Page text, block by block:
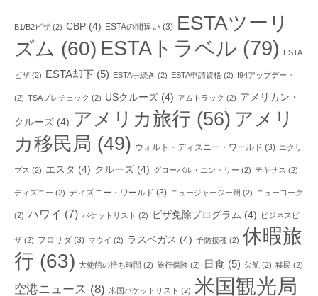
B1/B2ビザ (2) CBP (4) ESTAの間違い (3) ESTAツーリ
ズム (60) ESTAトラベル (79) ESTA
ビザ (2) ESTA却下 (5) ESTA手続き (2) ESTA申請資格 (2) I94アップデート
(2) TSAプレチェック (2) USクルーズ (4) アムトラック (2) アメリカン・
クルーズ (4) アメリカ旅行 (56) アメリ
カ移民局 (49) ウォルト・ディズニー・ワールド (3) エクリ
プス (2) エスタ (4) クルーズ (4) グローバル・エントリー (2) テキサス (2)
ディズニー (2) ディズニー・ワールド (3) ニュージャージー州 (2) ニューヨーク
(2) ハワイ (7) バケットリスト (2) ビザ免除プログラム (4) ビジネスビ
ザ (2) フロリダ (3) マウイ (2) ラスベガス (4) 予防接種 (2) 休暇旅
行 (63) 大使館の待ち時間 (2) 旅行保険 (2) 日食 (5) 欠航 (2) 移民 (2)
空港ニュース (8) 米国バケットリスト (2) 米国観光局